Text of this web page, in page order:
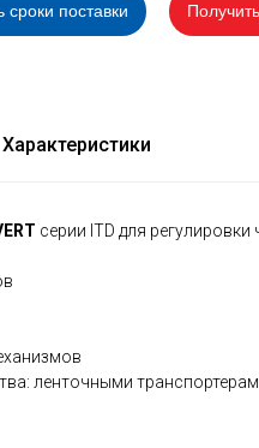
сроки поставки
Характеристики
серии ITD для
ленточными